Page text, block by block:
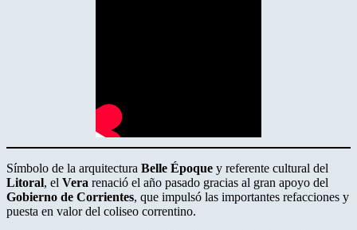
Símbolo de la arquitectura Belle Époque y referente cultural del
Litoral, el Vera renació el año pasado gracias al gran apoyo del
Gobierno de Corrientes, que impulsó las importantes refacciones y
puesta en valor del coliseo correntino.